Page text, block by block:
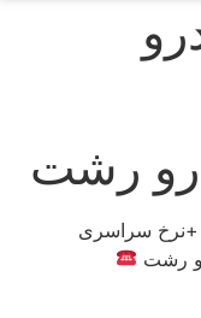
رشت
+نرخ سراسری
رشت